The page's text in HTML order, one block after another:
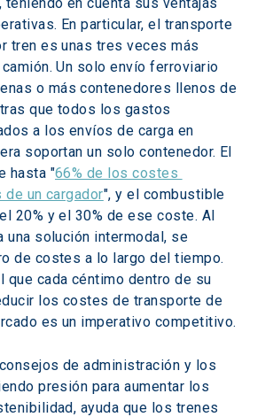
En particular, el transporte
tren es unas tres veces más
Un solo envío ferroviario
o más contenedores llenos de
que todos los gastos
a los envíos de carga en
soportan un solo contenedor. El
hasta "66% de los costes
un cargador", y el combustible
20% y el 30% de ese coste. Al
una solución intermodal, se
de costes a lo largo del tiempo.
que cada céntimo dentro de su
los costes de transporte de
es un imperativo competitivo.
de administración y los
presión para aumentar los
ayuda que los trenes